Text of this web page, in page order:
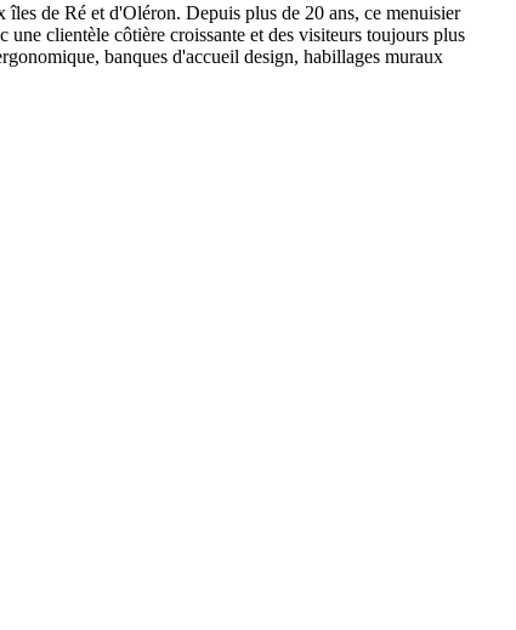
de Ré et d'Oléron. Depuis plus de 20 ans, ce menuisier
clientèle côtière croissante et des visiteurs toujours plus
banques d'accueil design, habillages muraux